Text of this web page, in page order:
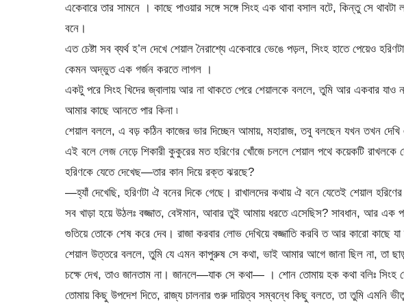
একেবারে তার সামনে । কাছে পাওয়ার সঙ্গে সঙ্গে সিংহ এক থাবা বসাল বটে, কিন্তু সে
বনে।
এত চেষ্টা সব ব্যর্থ হ’ল দেখে শেয়াল নৈরাশ্যে একেবারে ভেঙে পড়ল, সিংহ হাতে পেয়েও
কেমন অদ্ভুত এক গর্জন করতে লাগল ।
একটু পরে সিংহ খিদের জ্বালায় আর না থাকতে পেরে শেয়ালকে বললে, তুমি আর একবার যাও
আমার কাছে আনতে পার কিনা ৷
শেয়াল বললে, এ বড় কঠিন কাজের ভার দিচ্ছেন আমায়, মহারাজ, তবু বলছেন যখন তখন দেখি
এই বলে লেজ নেড়ে শিকারী কুকুরের মত হরিণের খোঁজে চললে শেয়াল পথে কয়েকটি রাখলকে
হরিণকে যেতে দেখেছ—তার কান দিয়ে রক্ত ঝরছে?
—হ্যাঁ দেখেছি, হরিণটা ঐ বনের দিকে গেছে। রাখালদের কথায় ঐ বনে যেতেই শেয়াল
সব খাড়া হয়ে উঠলঃ বজ্জাত, বেঈমান, আবার তুই আমায় ধরতে এসেছিস? সাবধান, আর এক
গুতিয়ে তোকে শেষ করে দেব। রাজা করবার লোভ দেখিয়ে বজ্জাতি করবি ত আর কারো কাছে
শেয়াল উত্তরে বললে, তুমি যে এমন কাপুরুষ সে কথা, ভাই আমার আগে জানা ছিল না, তা ছাড়া
চক্ষে দেখ, তাও জানতাম না। জানলে—যাক সে কথা— । শোন তোমায় হক কথা বলিঃ সিংহ
তোমায় কিছু উপদেশ দিতে, রাজ্য চালনার গুরু দায়িত্ব সম্বন্ধে কিছু বলতে, তা তুমি এমনি